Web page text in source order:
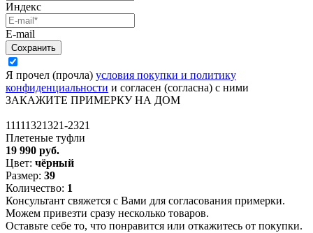
Индекс
E-mail
Я прочел (прочла) условия покупки и политику
конфиденциальности и согласен (согласна) с ними
ЗАКАЖИТЕ ПРИМЕРКУ НА ДОМ
11111321321-2321
Плетеные туфли
19 990 руб.
Цвет: чёрный
Размер: 39
Количество: 1
Консультант свяжется с Вами для согласования примерки.
Можем привезти сразу несколько товаров.
Оставьте себе то, что понравится или откажитесь от покупки.